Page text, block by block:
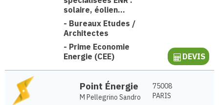
solaire, éolien...
- Bureaux Etudes /
Architectes
- Prime Economie
Energie (CEE)
DEVIS
Point Énergie
M Pellegrino Sandro
75008
PARIS